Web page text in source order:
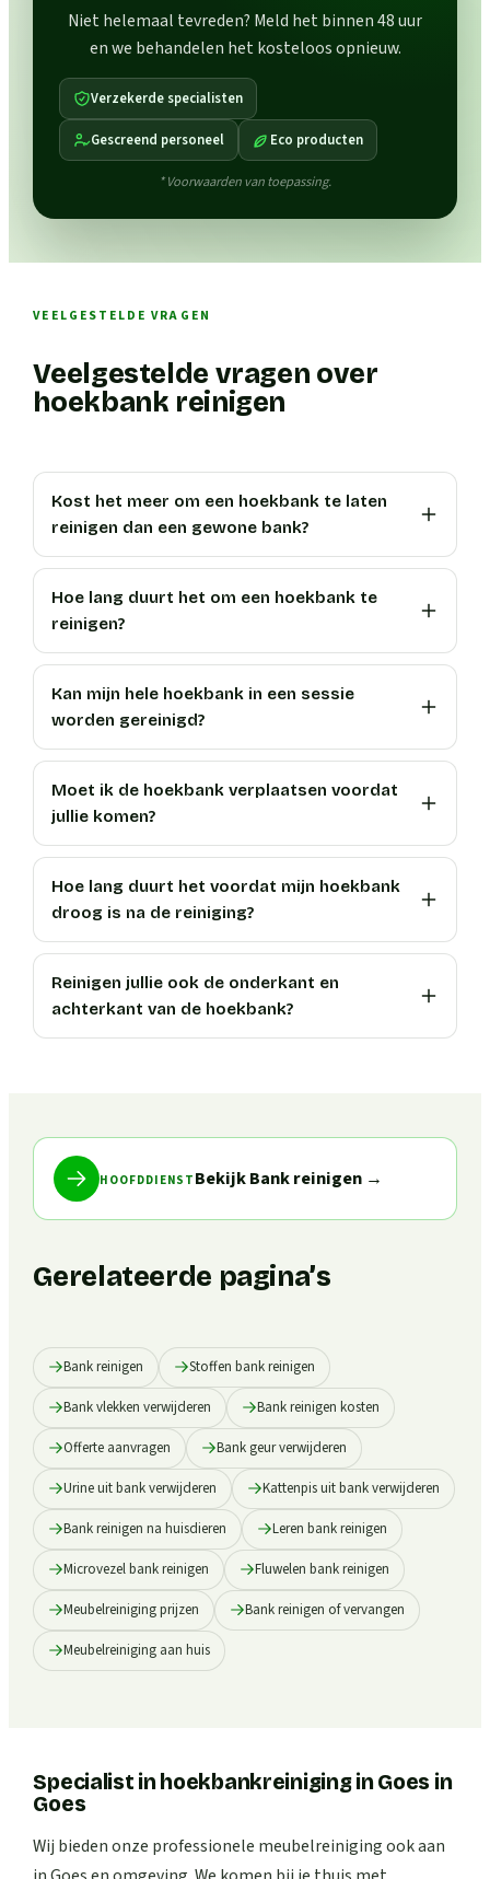
Niet helemaal tevreden? Meld het binnen 48 uur
en we behandelen het kosteloos opnieuw.
Verzekerde specialisten
Gescreend personeel Eco producten
* Voorwaarden van toepassing.
VEELGESTELDE VRAGEN
Veelgestelde vragen over
hoekbank reinigen
Kost het meer om een hoekbank te laten
reinigen dan een gewone bank?
Hoe lang duurt het om een hoekbank te
reinigen?
Kan mijn hele hoekbank in een sessie
worden gereinigd?
Moet ik de hoekbank verplaatsen voordat
jullie komen?
Hoe lang duurt het voordat mijn hoekbank
droog is na de reiniging?
Reinigen jullie ook de onderkant en
achterkant van de hoekbank?
HOOFDDIENST Bekijk Bank reinigen →
Gerelateerde pagina’s
Bank reinigen Stoffen bank reinigen
Bank vlekken verwijderen Bank reinigen kosten
Offerte aanvragen Bank geur verwijderen
Urine uit bank verwijderen Kattenpis uit bank verwijderen
Bank reinigen na huisdieren Leren bank reinigen
Microvezel bank reinigen Fluwelen bank reinigen
Meubelreiniging prijzen Bank reinigen of vervangen
Meubelreiniging aan huis
Specialist in hoekbankreiniging in Goes in
Goes
Wij bieden onze professionele meubelreiniging ook aan